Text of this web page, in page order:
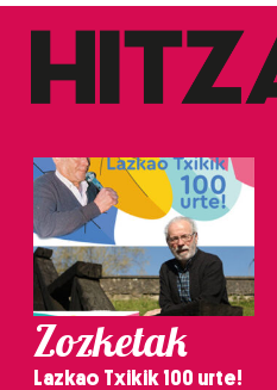
Zozketak
Lazkao Txikik 100 urte!